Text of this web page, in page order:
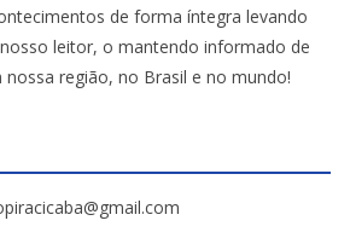
de forma íntegra levando
leitor, o mantendo informado de
região, no Brasil e no mundo!